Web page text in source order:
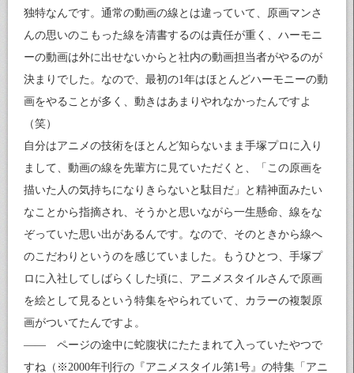
独特なんです。通常の動画の線とは違っていて、原画マンさ
んの思いのこもった線を清書するのは責任が重く、ハーモニ
ーの動画は外に出せないからと社内の動画担当者がやるのが
決まりでした。なので、最初の1年はほとんどハーモニーの動
画をやることが多く、動きはあまりやれなかったんですよ
（笑）
自分はアニメの技術をほとんど知らないまま手塚プロに入り
まして、動画の線を先輩方に見ていただくと、「この原画を
描いた人の気持ちになりきらないと駄目だ」と精神面みたい
なことから指摘され、そうかと思いながら一生懸命、線をな
ぞっていた思い出があるんです。なので、そのときから線へ
のこだわりというのを感じていました。もうひとつ、手塚プ
ロに入社してしばらくした頃に、アニメスタイルさんで原画
を絵として見るという特集をやられていて、カラーの複製原
画がついてたんですよ。
―― ページの途中に蛇腹状にたたまれて入っていたやつで
すね（※2000年刊行の『アニメスタイル第1号』の特集「アニ